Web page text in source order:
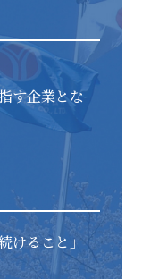
す企業とな
けること」